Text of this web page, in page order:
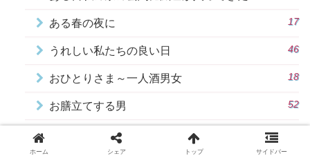
ある春の夜に 17
うれしい私たちの良い日 46
おひとりさま～一人酒男女 18
お膳立てする男 52
ウォルゲス洋服店の紳士たち
ホーム シェア トップ サイドバー